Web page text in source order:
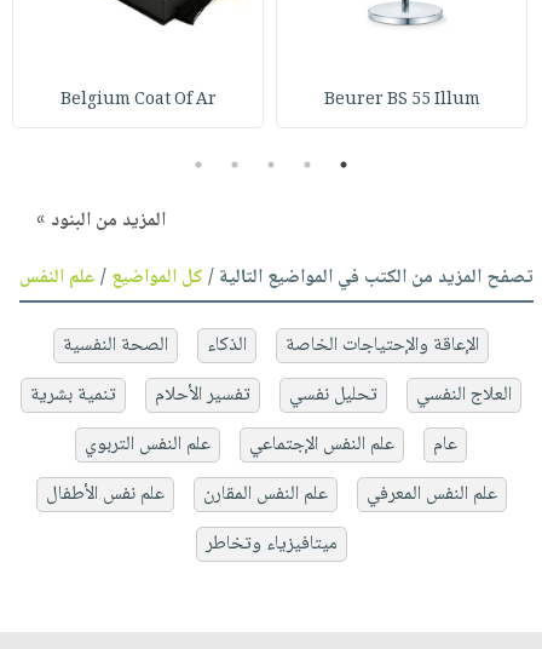
Beurer BS 55 Illum
Belgium Coat Of Ar
1
2
3
4
5
المزيد من البنود »
تصفح المزيد من الكتب في المواضيع التالية /كل المواضيع/علم النفس
الإعاقة والإحتياجات الخاصة الذكاء
الصحة النفسية
العلاج النفسي
تحليل نفسي تفسير الأحلام
تنمية بشرية
عام
علم النفس الإجتماعي
علم النفس التربوي
علم النفس المعرفي
علم النفس المقارن
علم نفس الأطفال
ميتافيزياء وتخاطر